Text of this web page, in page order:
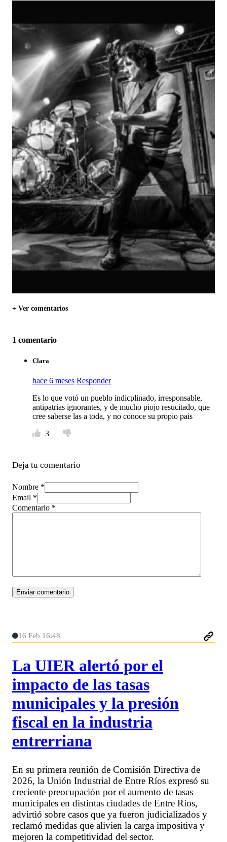
+ Ver comentarios
1 comentario
Clara
hace 6 meses Responder
Es lo que votó un pueblo indicplinado, irresponsable,
antipatrias ignorantes, y de mucho piojo resucitado, que
cree saberse las a toda, y no conoce su propio pais
3
Deja tu comentario
Nombre *
Email *
Comentario *
16 Feb 16:48
La UIER alertó por el
impacto de las tasas
municipales y la presión
fiscal en la industria
entrerriana
En su primera reunión de Comisión Directiva de
2026, la Unión Industrial de Entre Ríos expresó su
creciente preocupación por el aumento de tasas
municipales en distintas ciudades de Entre Ríos,
advirtió sobre casos que ya fueron judicializados y
reclamó medidas que alivien la carga impositiva y
mejoren la competitividad del sector.